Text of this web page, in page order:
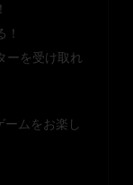
ーを受け取れ
ームをお楽し